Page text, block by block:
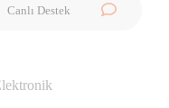
Canlı Destek